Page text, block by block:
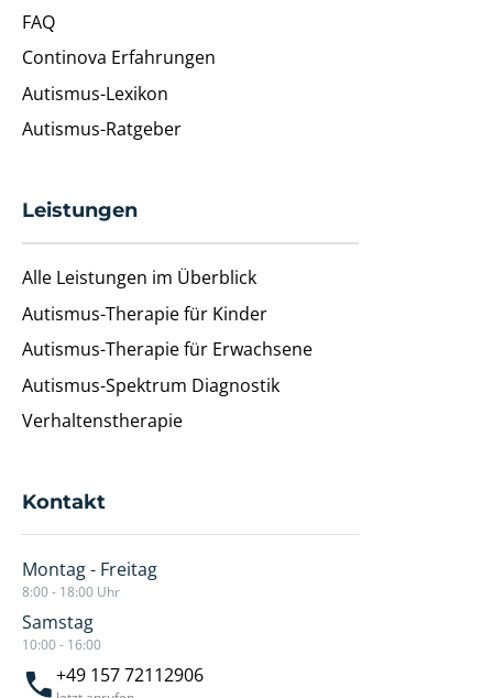
FAQ
Continova Erfahrungen
Autismus-Lexikon
Autismus-Ratgeber
Leistungen
Alle Leistungen im Überblick
Autismus-Therapie für Kinder
Autismus-Therapie für Erwachsene
Autismus-Spektrum Diagnostik
Verhaltenstherapie
Kontakt
Montag - Freitag
8:00 - 18:00 Uhr
Samstag
10:00 - 16:00
+49 157 72112906